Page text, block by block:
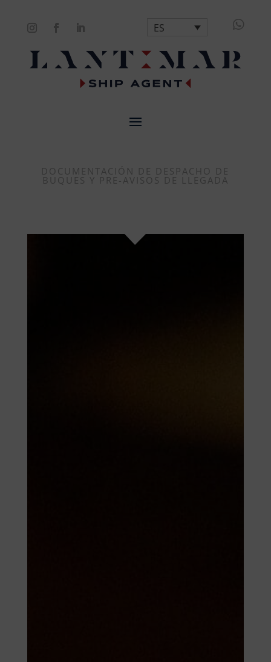

ES
DOCUMENTACIÓN DE DESPACHO DE
BUQUES Y PRE-AVISOS DE LLEGADA